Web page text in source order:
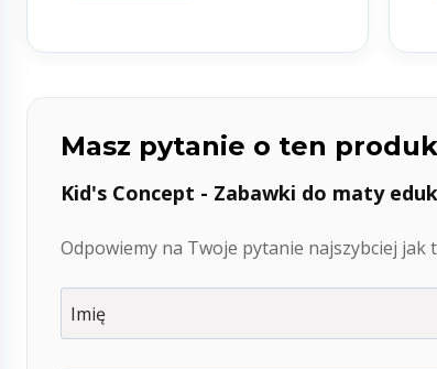
Masz pytanie o ten
Kid's Concept - Zabawki do maty
Odpowiemy na Twoje pytanie najszybciej